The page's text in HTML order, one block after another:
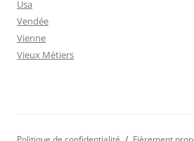
Usa
Vendée
Vienne
Vieux Métiers